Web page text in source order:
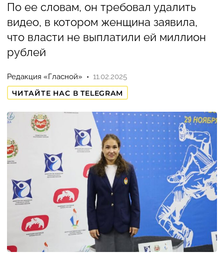
По ее словам, он требовал удалить
видео, в котором женщина заявила,
что власти не выплатили ей миллион
рублей
Редакция «Гласной»
11.02.2025
ЧИТАЙТЕ НАС В TELEGRAM